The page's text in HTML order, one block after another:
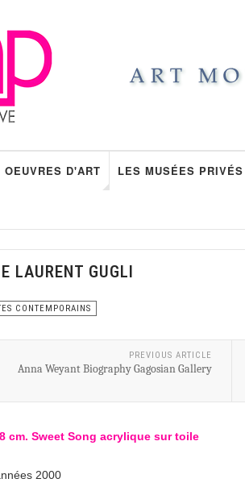
OEUVRES D'ART LES MUSÉES PRIVÉS
LAURENT GUGLI
CONTEMPORAINS
PREVIOUS ARTICLE
Anna Weyant Biography Gagosian Gallery
2000